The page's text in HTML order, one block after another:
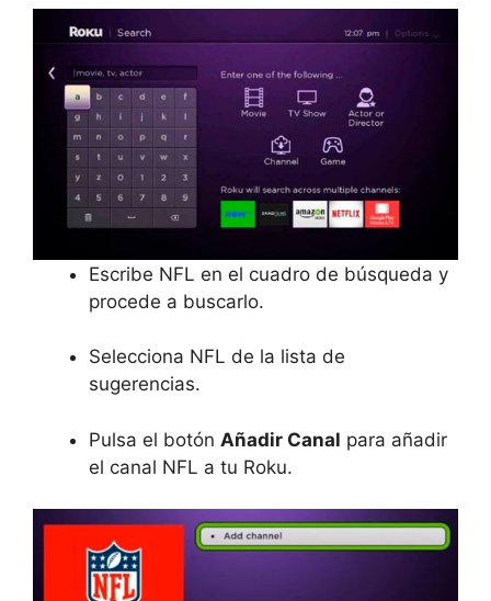
Escribe NFL en el cuadro de búsqueda y
procede a buscarlo.
Selecciona NFL de la lista de
sugerencias.
Pulsa el botón Añadir Canal para añadir
el canal NFL a tu Roku.